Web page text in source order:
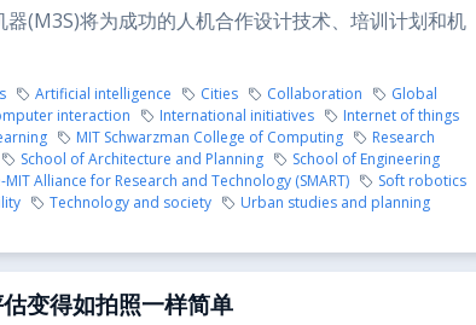
器(M3S)将为成功的人机合作设计技术、培训计划和机
Artificial intelligence Cities Collaboration
Global
interaction
International initiatives
Internet of things
MIT Schwarzman College of Computing
Research
School of Architecture and Planning
School of Engineering
Alliance for Research and Technology (SMART)
Soft robotics
Technology and society Urban studies and planning
变得如拍照一样简单